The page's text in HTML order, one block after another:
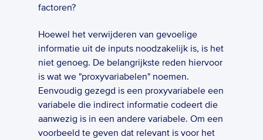
factoren?
Hoewel het verwijderen van gevoelige
informatie uit de inputs noodzakelijk is, is het
niet genoeg. De belangrijkste reden hiervoor
is wat we "proxyvariabelen" noemen.
Eenvoudig gezegd is een proxyvariabele een
variabele die indirect informatie codeert die
aanwezig is in een andere variabele. Om een
voorbeeld te geven dat relevant is voor het